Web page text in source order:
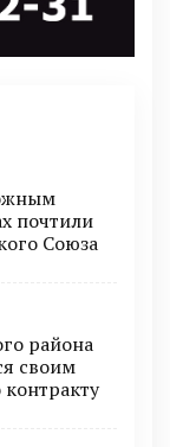
почтили
Союза
района
своим